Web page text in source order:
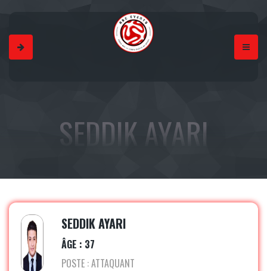
SEDDIK AYARI
SEDDIK AYARI
ÂGE : 37
POSTE : ATTAQUANT